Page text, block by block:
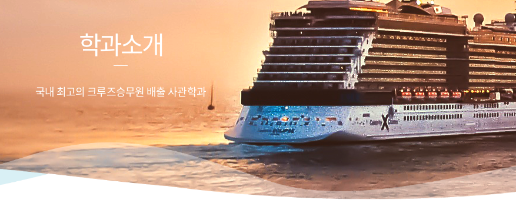
학과소개
국내 최고의 크루즈승무원 배출 사관학과